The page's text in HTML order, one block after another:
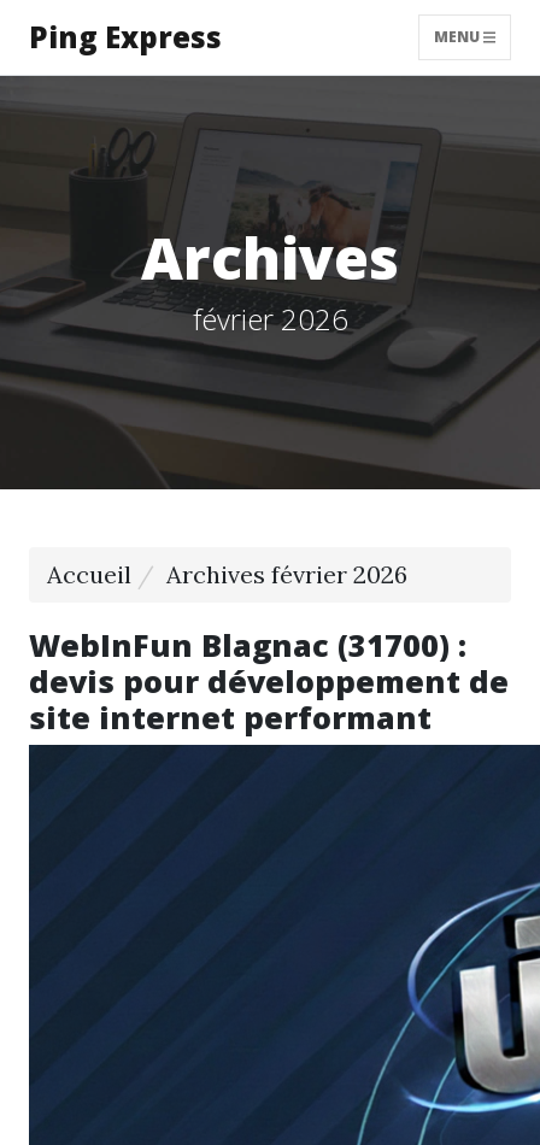
Ping Express MENU
Archives
février 2026
Accueil Archives février 2026
WebInFun Blagnac (31700) :
devis pour développement de
site internet performant